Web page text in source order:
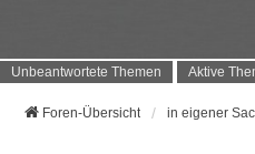
Unbeantwortete Themen Aktive
Foren-Übersicht in eigener